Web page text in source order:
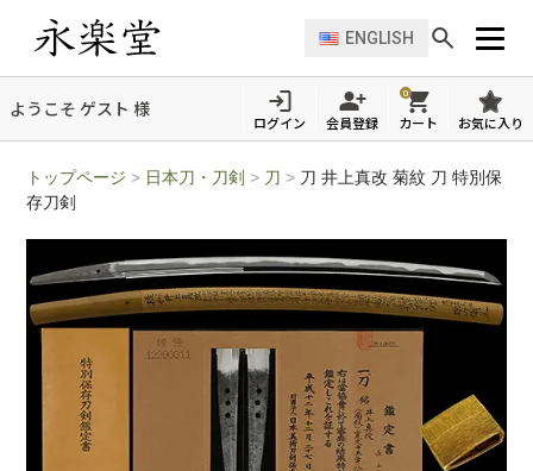
ENGLISH
ようこそ ゲスト 様
ログイン 会員登録
0
カート お気に入り
トップページ > 日本刀・刀剣 > 刀 > 刀 井上真改 菊紋 刀 特別保
存刀剣